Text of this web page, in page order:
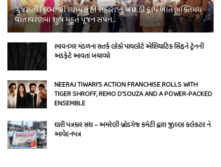
ગુજરાતી ફિલ્મ “શ્રી શ્યામ તું હી સહારા”નું આર.ડી ફાર્મ ખાતે ભક્તિમય
વાતાવરણમાં શુભ મુહૂર્ત પૂજન સંપન…
ભાવનગર મંડળના સતર્ક લોકો પાયલોટે એશિયાટિક સિંહને ટ્રેનની
અડફેટે આવતાં બચાવ્યો
NEERAJ TIWARI’S ACTION FRANCHISE ROLLS WITH
TIGER SHROFF, REMO D’SOUZA AND A POWER-PACKED
ENSEMBLE
ધારી પત્રકાર સંઘ – અમરેલી બ્રોડગેજ કમેટી દ્વારા જીલ્લા કલેકટર ને
આવેદનપત્ર